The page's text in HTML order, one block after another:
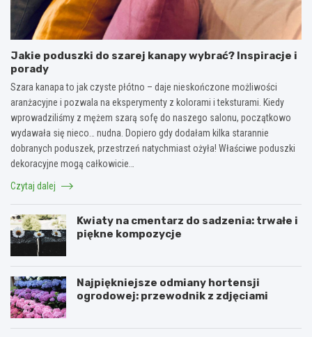
Jakie poduszki do szarej kanapy wybrać? Inspiracje i
porady
Szara kanapa to jak czyste płótno – daje nieskończone możliwości
aranżacyjne i pozwala na eksperymenty z kolorami i teksturami. Kiedy
wprowadziliśmy z mężem szarą sofę do naszego salonu, początkowo
wydawała się nieco… nudna. Dopiero gdy dodałam kilka starannie
dobranych poduszek, przestrzeń natychmiast ożyła! Właściwe poduszki
dekoracyjne mogą całkowicie…
Czytaj dalej
Kwiaty na cmentarz do sadzenia: trwałe i
piękne kompozycje
Najpiękniejsze odmiany hortensji
ogrodowej: przewodnik z zdjęciami